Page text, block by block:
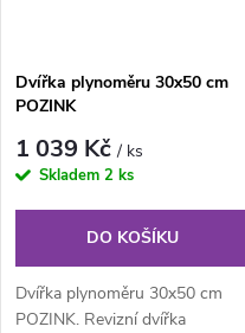
Dvířka plynoměru 30x50 cm
POZINK
1 039 Kč/ ks
Skladem 2 ks
DO KOŠÍKU
Dvířka plynoměru 30x50 cm
POZINK. Revizní dvířka